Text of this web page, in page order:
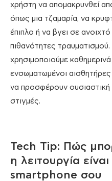
χρήστη να απομακρυνθεί
όπως μια τζαμαρία, να
έπιπλο ή να βγει σε
πιθανότητες
χρησιμοποιούμε καθημερινά
ενσωματωμένοι
να προσφέρουν ουσιαστική
στιγμές.
Tech Tip: Πώς
η λειτουργία
smartphone σου